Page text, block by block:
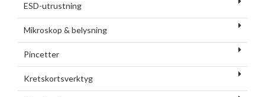
ESD-utrustning
Mikroskop & belysning
Pincetter
Kretskortsverktyg